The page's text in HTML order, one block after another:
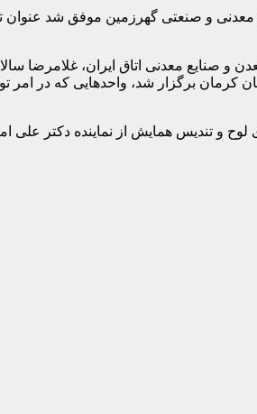
و صنعتی گهرزمین موفق شد عنوان
معدنی اتاق ایران، غلامرضا
برگزار شد، واحدهایی که در امر
لوح و تندیس همایش از نماینده دکتر